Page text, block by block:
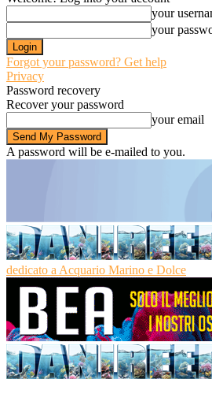
your
your
Forgot your password? Get help
Privacy
Password recovery
Recover your password
your email
A password will be e-mailed to you.
dedicato a Acquario Marino e Dolce